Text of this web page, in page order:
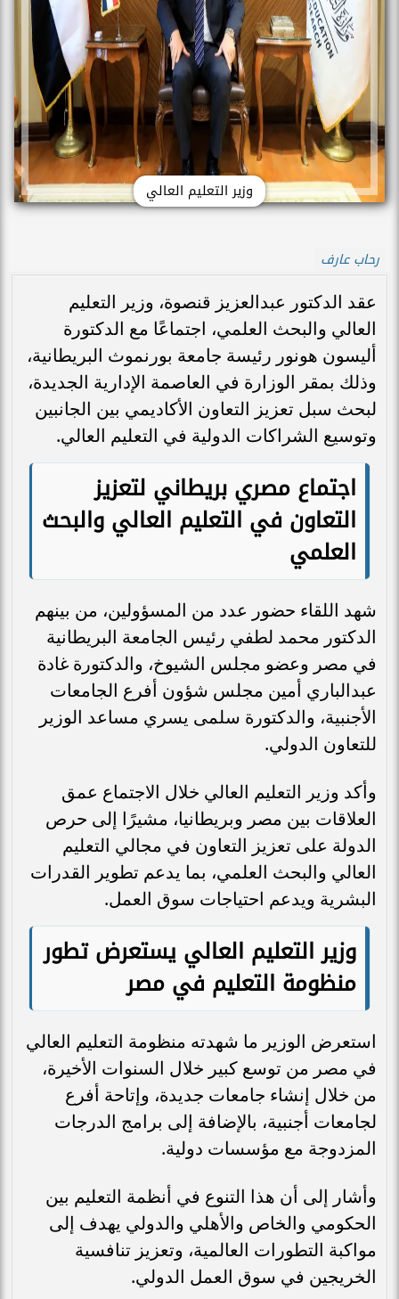
وزير التعليم العالي
رحاب عارف
عقد الدكتور عبدالعزيز قنصوة، وزير التعليم
العالي والبحث العلمي، اجتماعًا مع الدكتورة
أليسون هونور رئيسة جامعة بورنموث البريطانية،
وذلك بمقر الوزارة في العاصمة الإدارية الجديدة،
لبحث سبل تعزيز التعاون الأكاديمي بين الجانبين
وتوسيع الشراكات الدولية في التعليم العالي.
اجتماع مصري بريطاني لتعزيز
التعاون في التعليم العالي والبحث
العلمي
شهد اللقاء حضور عدد من المسؤولين، من بينهم
الدكتور محمد لطفي رئيس الجامعة البريطانية
في مصر وعضو مجلس الشيوخ، والدكتورة غادة
عبدالباري أمين مجلس شؤون أفرع الجامعات
الأجنبية، والدكتورة سلمى يسري مساعد الوزير
للتعاون الدولي.
وأكد وزير التعليم العالي خلال الاجتماع عمق
العلاقات بين مصر وبريطانيا، مشيرًا إلى حرص
الدولة على تعزيز التعاون في مجالي التعليم
العالي والبحث العلمي، بما يدعم تطوير القدرات
البشرية ويدعم احتياجات سوق العمل.
وزير التعليم العالي يستعرض تطور
منظومة التعليم في مصر
استعرض الوزير ما شهدته منظومة التعليم العالي
في مصر من توسع كبير خلال السنوات الأخيرة،
من خلال إنشاء جامعات جديدة، وإتاحة أفرع
لجامعات أجنبية، بالإضافة إلى برامج الدرجات
المزدوجة مع مؤسسات دولية.
وأشار إلى أن هذا التنوع في أنظمة التعليم بين
الحكومي والخاص والأهلي والدولي يهدف إلى
مواكبة التطورات العالمية، وتعزيز تنافسية
الخريجين في سوق العمل الدولي.